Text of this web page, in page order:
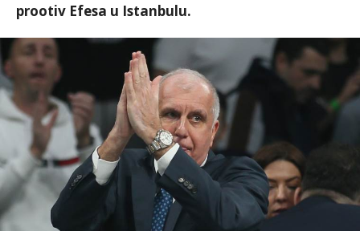
prootiv Efesa u Istanbulu.